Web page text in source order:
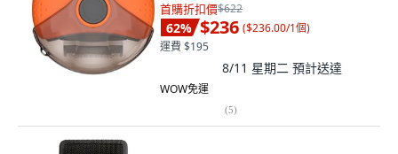
首購折扣價$622
62% $236 ($236.00/1個)
運費 $195
8/11 星期二 預計送達
WOW免運
(5)